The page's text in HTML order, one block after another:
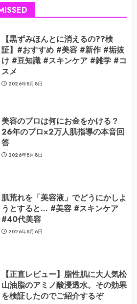
【黒ずみほんとに消えるの??検
証】#おすすめ #美容 #新作 #垢抜
け #豆知識 #スキンケア #雑学 #コ
スメ
2026年8月8日
美容のプロは何にお金をかける？
26年のプロ×2万人肌指導の本音回
答
2026年8月8日
肌荒れを「美容液」でどうにかしよ
うとすると… #美容 #スキンケア
#40代美容
2026年8月6日
【正直レビュー】脂性肌に大人気松
山油脂のアミノ酸浸透水。その効果
を検証したのでご紹介するぞ